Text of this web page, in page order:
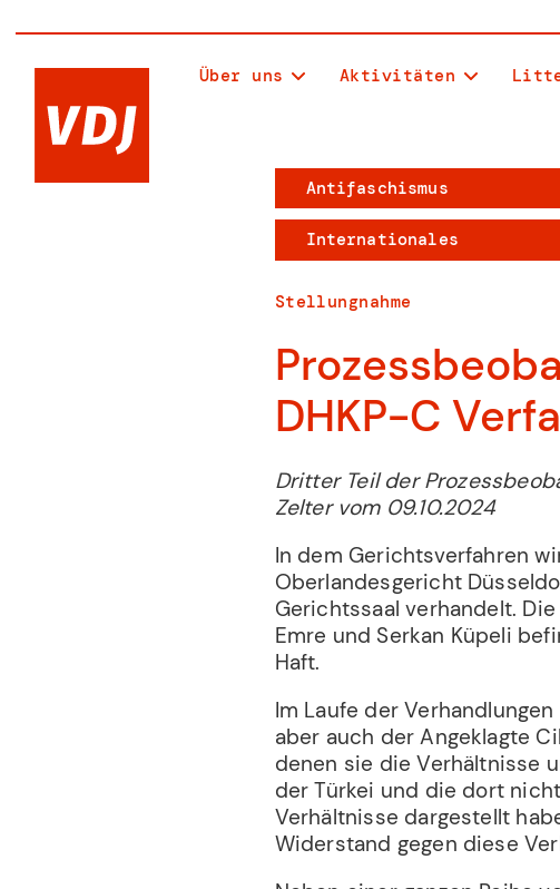
Über uns Aktivitäten
Antifaschismus
Internationales
Stellungnahme
DHKP-C
Dritter Teil der
Zelter vom 09.10.2024
In dem Gerichtsverfahren
Oberlandesgericht
Gerichtssaal verhandelt.
Emre und Serkan Küpeli
Haft.
Im Laufe der
aber auch der Angeklagte
denen sie die Verhältnisse
der Türkei und die dort
Verhältnisse dargestellt
Widerstand gegen diese